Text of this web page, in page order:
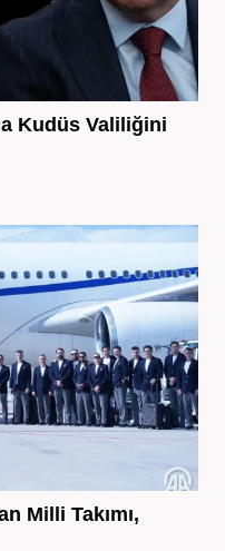
Kudüs Valiliğini
Milli Takımı,